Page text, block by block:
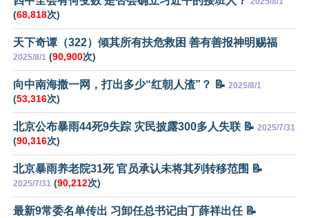
(68,818次)
天下奇谭（322）倾其所有扶危救困 善有善报神明赐福
2025/8/1 (90,900次)
向中南海撒一网，打出多少“红朝人渣”？ 📝 2025/8/1
(53,316次)
北京公布暴雨44死9失踪 灾民披露300多人失联 📝 2025/7/31
(90,316次)
北京暴雨养老院31死 官员承认未将其列转移范围 📝
2025/7/31 (90,212次)
最新9常委名单传出 习卸任总书记由丁薛祥出任 📝